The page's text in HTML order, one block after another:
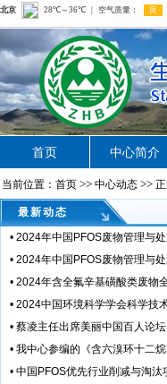
首页 中心简介
当前位置：首页 >> 中心动态 >>
最新动态
• 2024年中国PFOS废物管理与
• 2024年中国PFOS废物管理与
• 2024年含全氟辛基磺酸类废物
• 2024中国环境科学学会科学技
• 蔡凌主任出席美丽中国百人论坛
• 我中心参编的《含六溴环十二
• 中国PFOS优先行业削减与淘汰